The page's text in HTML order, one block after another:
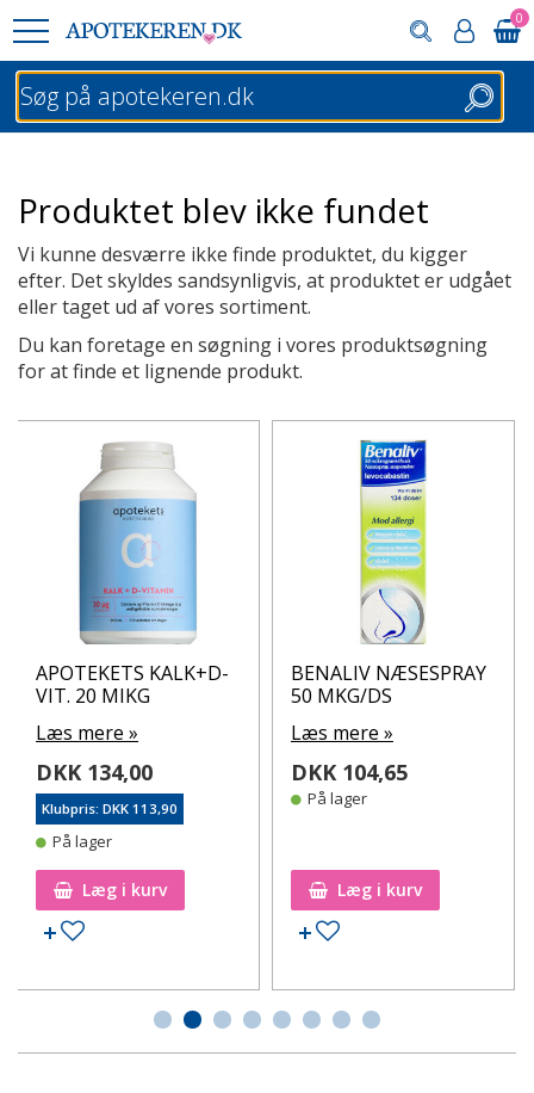
0
Søg
Produktet blev ikke fundet
Vi kunne desværre ikke finde produktet, du kigger
efter. Det skyldes sandsynligvis, at produktet er udgået
eller taget ud af vores sortiment.
Du kan foretage en søgning i vores produktsøgning
for at finde et lignende produkt.
APOTEKETS KALK+D-
VIT. 20 MIKG
Læs mere »
DKK 134,00
Klubpris: DKK 113,90
På lager
Læg i kurv
Tilføj til ønskeseddel
BENALIV NÆSESPRAY
50 MKG/DS
Læs mere »
DKK 104,65
På lager
Læg i kurv
Tilføj til ønskeseddel